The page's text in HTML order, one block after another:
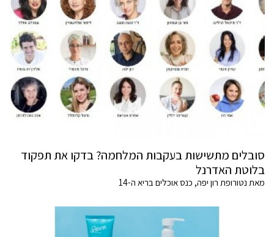
סובלים מתשישות בעקבות המלחמה? בדקו את תפקוד
בלוטת האדרנל
מאת נטורופת רון יפה, כנס אוכלים בריא ה-14